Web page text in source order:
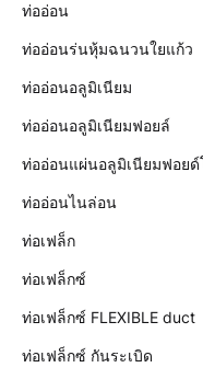
ท่ออ่อน
ท่ออ่อนร่นหุ้มฉนวนใยแก้ว
ท่ออ่อนอลูมิเนียม
ท่ออ่อนอลูมิเนียมฟอยล์
ท่ออ่อนแผ่นอลูมิเนียมฟอยด์
ท่ออ่อนไนล่อน
ท่อเฟล็ก
ท่อเฟล็กซ์
ท่อเฟล็กซ์ FLEXIBLE duct
ท่อเฟล็กซ์ กันระเบิด